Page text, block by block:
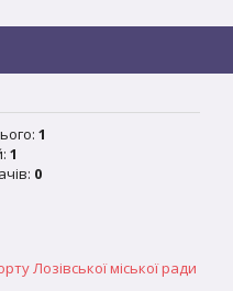
1
1
0
Лозівської міської ради